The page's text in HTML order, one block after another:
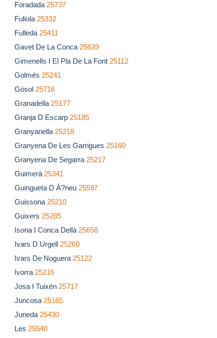
Foradada 25737
Fuliola 25332
Fulleda 25411
Gavet De La Conca 25639
Gimenells I El Pla De La Font 25112
Golmés 25241
Gósol 25716
Granadella 25177
Granja D Escarp 25185
Granyanella 25218
Granyena De Les Garrigues 25160
Granyena De Segarra 25217
Guimerà 25341
Guingueta D Á?neu 25597
Guissona 25210
Guixers 25285
Isona I Conca Dellà 25658
Ivars D Urgell 25260
Ivars De Noguera 25122
Ivorra 25216
Josa I Tuixén 25717
Juncosa 25165
Juneda 25430
Les 25540